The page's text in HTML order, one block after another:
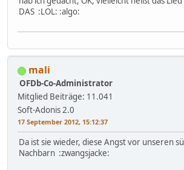
DAS :LOL: :algo:
mali
OFDb-Co-Administrator
Mitglied Beiträge: 11.041
Soft-Adonis 2.0
17 September 2012, 15:12:37
Da ist sie wieder, diese Angst vor unseren
Nachbarn :zwangsjacke: